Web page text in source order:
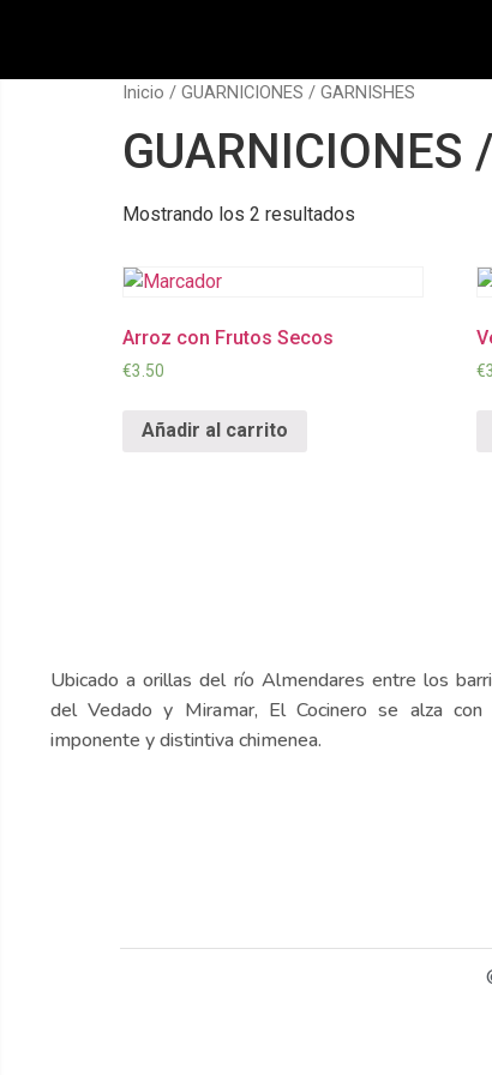
Inicio / GUARNICIONES / GARNISHES
GUARNICIONES
Mostrando los 2 resultados
Arroz con Frutos Secos
€3.50
Añadir al carrito
€
Ubicado a orillas del río Almendares entre los
del Vedado y Miramar, El Cocinero se alza con
imponente y distintiva chimenea.